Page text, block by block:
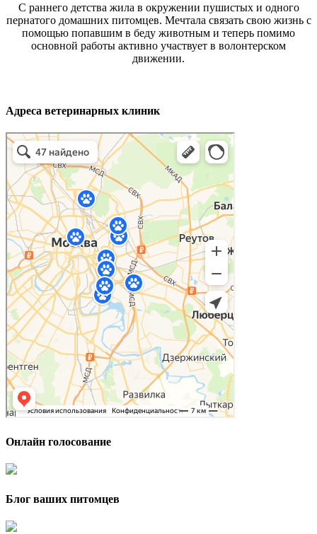
С раннего детства жила в окружении пушистых и одного
пернатого домашних питомцев. Мечтала связать свою жизнь с
помощью попавшим в беду животным и теперь помимо
основной работы активно участвует в волонтерском
движении.
Адреса ветеринарных клиник
Онлайн голосование
Блог ваших питомцев